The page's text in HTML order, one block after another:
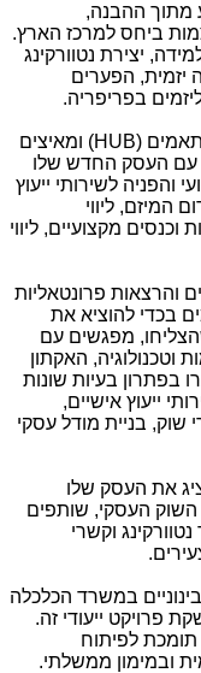
מתוך ההבנה,
ביחס למרכז הארץ.
יצירת נטוורקינג
יזמית, הפערים
בפריפריה.
(
(HUB ומאיצים
עם העסק החדש שלו
והפניה לשירותי ייעוץ
המיזם, ליווי
וכנסים מקצועיים, ליווי
והרצאות פרונטאליות
בכדי להוציא את
מפגשים עם
וטכנולוגיה, האקתון
בפתרון בעיות שונות
ייעוץ אישיים,
שוק, בניית מודל עסקי
את העסק שלו
השוק העסקי, שותפים
וקשרי
במשרד הכלכלה
פרויקט ייעודי זה.
לפיתוח
ובמימון ממשלתי.